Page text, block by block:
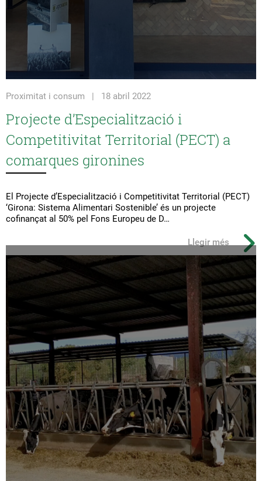
Proximitat i consum | 18 abril 2022
Projecte d’Especialització i
Competitivitat Territorial (PECT) a
comarques gironines
El Projecte d’Especialització i Competitivitat Territorial (PECT)
‘Girona: Sistema Alimentari Sostenible’ és un projecte
cofinançat al 50% pel Fons Europeu de D…
Llegir més